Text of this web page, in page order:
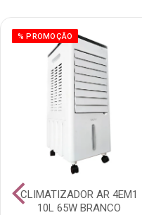
% PROMOÇÃO
CLIMATIZADOR AR 4EM1
10L 65W BRANCO